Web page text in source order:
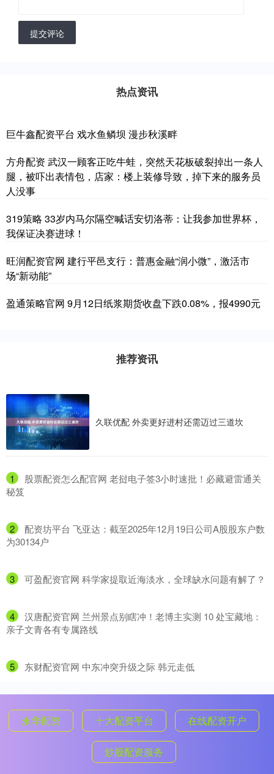
提交评论
热点资讯
巨牛鑫配资平台 戏水鱼鳞坝 漫步秋溪畔
方舟配资 武汉一顾客正吃牛蛙，突然天花板破裂掉出一条人
腿，被吓出表情包，店家：楼上装修导致，掉下来的服务员
人没事
319策略 33岁内马尔隔空喊话安切洛蒂：让我参加世界杯，
我保证决赛进球！
旺润配资官网 建行平邑支行：普惠金融“润小微”，激活市
场“新动能”
盈通策略官网 9月12日纸浆期货收盘下跌0.08%，报4990元
推荐资讯
久联优配 外卖更好进村还需迈过三道坎
1
​股票配资怎么配官网 老挝电子签3小时速批！必藏避雷通关
秘笈
2
​配资坊平台 飞亚达：截至2025年12月19日公司A股股东户数
为30134户
3 ​可盈配资官网 科学家提取近海淡水，全球缺水问题有解了？
4
​汉唐配资官网 兰州景点别瞎冲！老博主实测 10 处宝藏地：
亲子文青各有专属路线
5 ​东财配资官网 中东冲突升级之际 韩元走低
永华配资 十大配资平台 在线配资开户
炒股配资服务